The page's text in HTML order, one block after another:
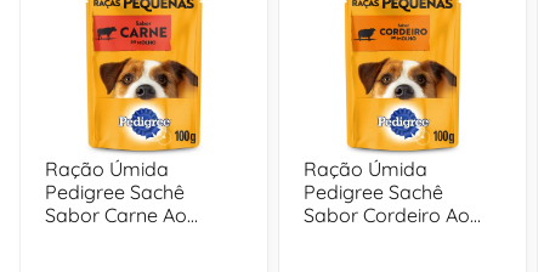
Ração Úmida
Pedigree Sachê
Sabor Carne Ao
Ração Úmida
Pedigree Sachê
Sabor Cordeiro Ao